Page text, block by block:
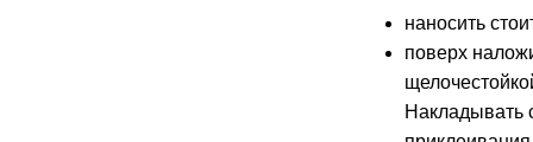
наносить
поверх
Накладывать